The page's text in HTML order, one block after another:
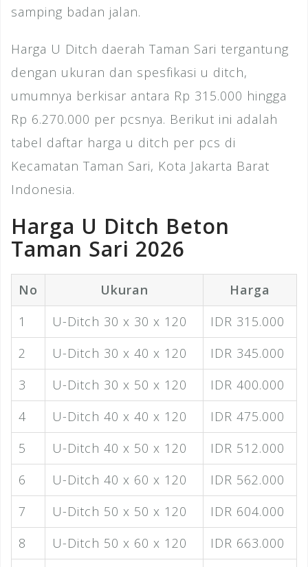
samping badan jalan.
Harga U Ditch daerah Taman Sari tergantung
dengan ukuran dan spesfikasi u ditch,
umumnya berkisar antara Rp 315.000 hingga
Rp 6.270.000 per pcsnya. Berikut ini adalah
tabel daftar harga u ditch per pcs di
Kecamatan Taman Sari, Kota Jakarta Barat
Indonesia.
Harga U Ditch Beton
Taman Sari 2026
No Ukuran
Harga
1
U-Ditch 30 x 30 x 120
IDR 315.000
2
U-Ditch 30 x 40 x 120
IDR 345.000
3
U-Ditch 30 x 50 x 120
IDR 400.000
4
U-Ditch 40 x 40 x 120
IDR 475.000
5
U-Ditch 40 x 50 x 120
IDR 512.000
6
U-Ditch 40 x 60 x 120
IDR 562.000
7
U-Ditch 50 x 50 x 120
IDR 604.000
8
U-Ditch 50 x 60 x 120
IDR 663.000